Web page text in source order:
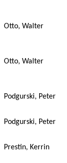
Otto, Walter
Otto, Walter
Podgurski, Peter
Podgurski, Peter
Prestin, Kerrin